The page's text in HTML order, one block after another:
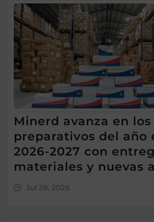
Minerd avanza en los
preparativos del año
2026-2027 con
materiales y nuevas
Jul 28, 2026